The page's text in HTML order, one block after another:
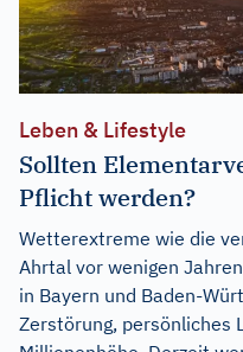
Leben & Lifestyle
Sollten
Pflicht werden?
Wetterextreme wie die
Ahrtal vor wenigen
in Bayern und Baden-
Zerstörung, persönliches